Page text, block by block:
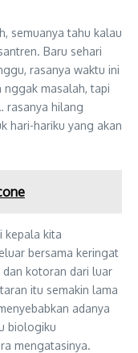
semuanya tahu kalau
Baru sehari
rasanya waktu ini
masalah, tapi
rasanya hilang
hari-hariku yang akan
kepala kita
bersama keringat
kotoran dari luar
itu semakin lama
adanya
biologiku
mengatasinya.